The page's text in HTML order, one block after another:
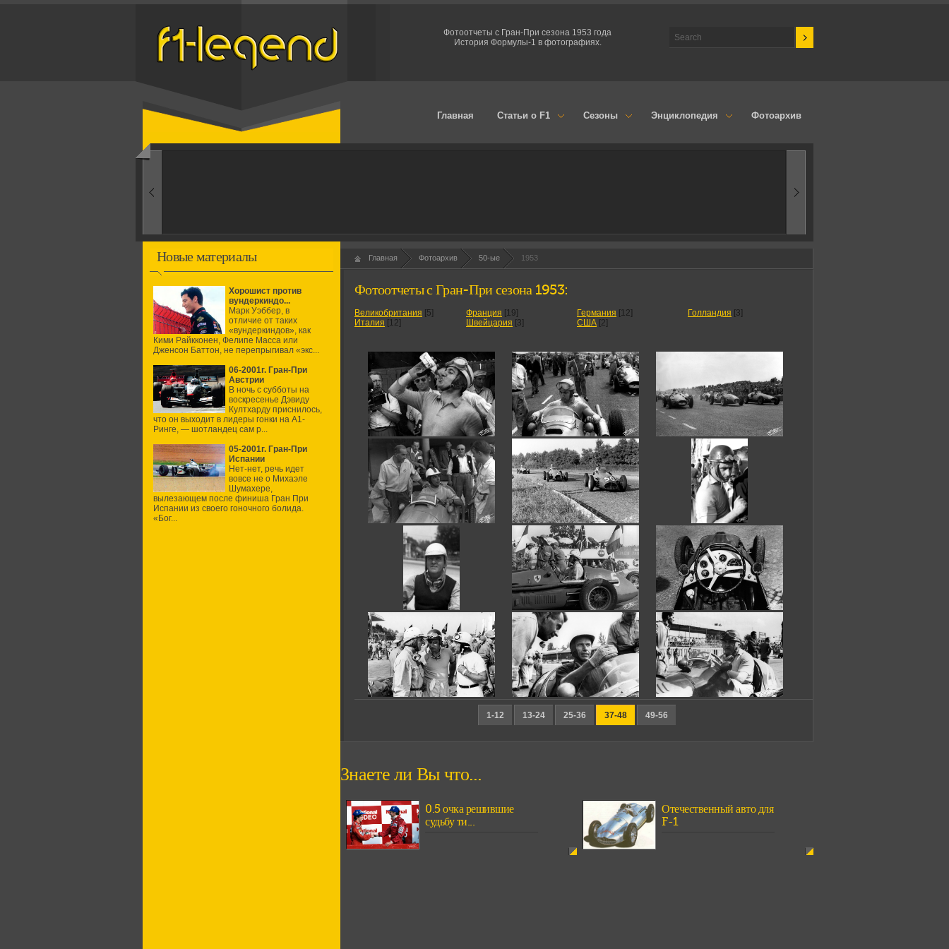
Фотоотчеты с Гран-При сезона 1953 года
История Формулы-1 в фотографиях.
Главная Статьи о F1 Сезоны Энциклопедия Фотоархив
1960-ые
Новые материалы
Хорошист против
вундеркиндо...
Марк Уэббер, в
отличие от таких
«вундеркиндов», как
Кими Райкконен, Фелипе Масса или
Дженсон Баттон, не перепрыгивал «экс...
06-2001г. Гран-При
Австрии
В ночь с субботы на
воскресенье Дэвиду
Култхарду приснилось,
что он выходит в лидеры гонки на А1-
Ринге, — шотландец сам р...
05-2001г. Гран-При
Испании
Нет-нет, речь идет
вовсе не о Михаэле
Шумахере,
вылезающем после финиша Гран При
Испании из своего гоночного болида.
«Бог...
Главная Фотоархив 50-ые 1953
Фотоотчеты с Гран-При сезона 1953:
Великобритания [5] Франция [19] Германия [12] Голландия [3]
Италия [12] Швейцария [3] США [2]
1-12 13-24 25-36 37-48 49-56
Знаете ли Вы что...
0.5 очка решившие
судьбу ти...
Отечественный авто для
F-1